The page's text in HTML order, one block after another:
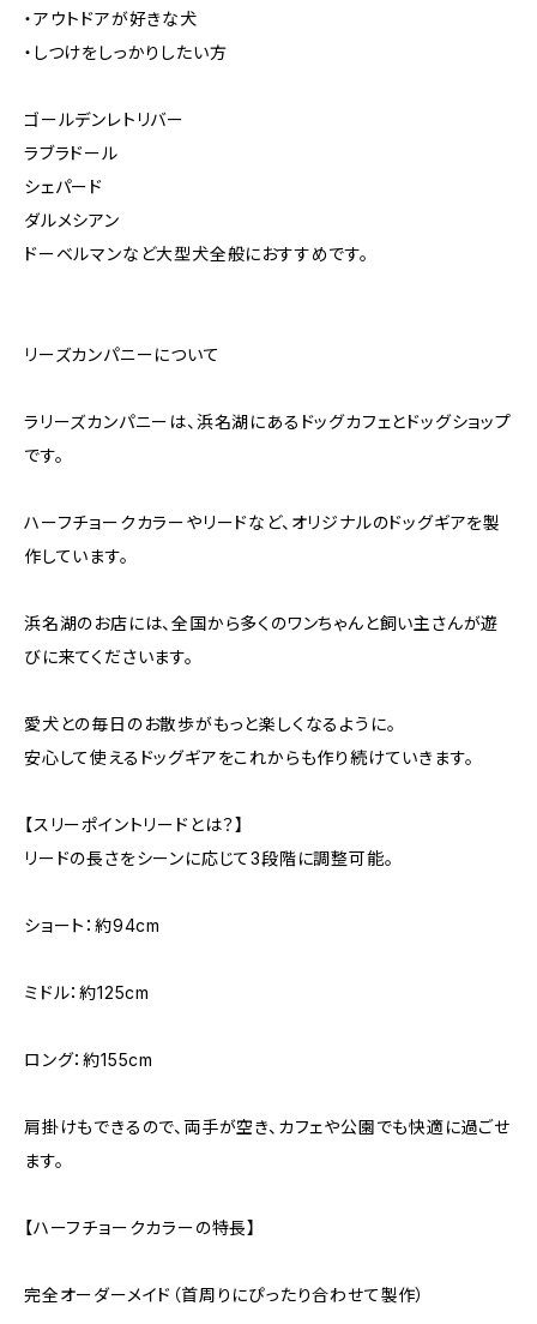
・アウトドアが好きな犬
・しつけをしっかりしたい方
ゴールデンレトリバー
ラブラドール
シェパード
ダルメシアン
ドーベルマンなど大型犬全般におすすめです。
リーズカンパニーについて
ラリーズカンパニーは、浜名湖にあるドッグカフェとドッグショップ
です。
ハーフチョークカラーやリードなど、オリジナルのドッグギアを製
作しています。
浜名湖のお店には、全国から多くのワンちゃんと飼い主さんが遊
びに来てくださいます。
愛犬との毎日のお散歩がもっと楽しくなるように。
安心して使えるドッグギアをこれからも作り続けていきます。
【スリーポイントリードとは？】
リードの長さをシーンに応じて3段階に調整可能。
ショート：約94cm
ミドル：約125cm
ロング：約155cm
肩掛けもできるので、両手が空き、カフェや公園でも快適に過ごせ
ます。
【ハーフチョークカラーの特長】
完全オーダーメイド（首周りにぴったり合わせて製作）